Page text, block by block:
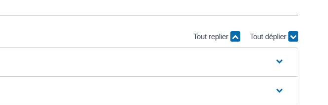
Tout replier Tout déplier